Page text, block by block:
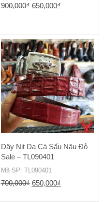
900,000₫ Giá
900,000₫.
650,000₫Giá
là:
650,000₫.
Dây Nịt Da Cá Sấu Nâu Đỏ
Sale – TL090401
Mã SP: TL090401
700,000₫ Giá
650,000₫Giá